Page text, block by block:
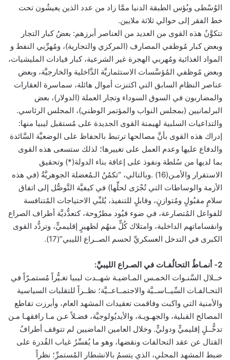
الوُسْطى وبُؤس الطبقة الدنيا ممَّا زاد من عدد الذين يعيشُون تحت
خط الفقر إلى حوالي ثلاثة ملايين.
تتكوَّنُ هذه القوى من العديد من العناصر أبرزهم: بعضُ كبار التجار
وبعض كبار مُوظفي المصارف (المركزي والتجارية)، ومُهرِّبي النفط و
المواد الغذائية ومُهربي الهجرة غير الشرعية، كبار قيادات المليشيات،
وبعض مُوظفي المُؤسَّسات الاستثماريَّة الدَّاخلية والخارجيَّة، وبعض
عناصر النظام السابق التي اكتنزت أموال هائلة، سماسرة العقارات
والمضاربون في السوق السوداء وتجار العملة (الدولار)، بعض
البرلمانيين (بمجلس النواب والمؤتمر الوطني)، المجلس الرئاسي.
والتداعيات السلبية لهيمنة القوى الجديدة على مُستقبل ليبيا منها:
إدراك هذه القوى بأنَّ مصالحها ترتبط بالحفاظ على الوضعيَّة السَّائدة
والدفاع عليها وعدم العمل على تغييرها؛ لذلك ستسعى هذه القوى
بما لديها من سُلطة ونفوذ على إعاقة بناء الدولة(*) وتحقيق
الاستقرار والأمـن(16) .وبالتالي، “تكمُنُ الـمُعضلة الجوهريَّةُ (في هذه
الأزمة والوساطات التي تُجْرَى لحلِّها) في كيفيَّة التَّوصُّل إلى اتفاق
سلامٍ مقبُولٍ ومُتوازنٍ، وقابلٍ للتنفيذ، يُلبِّي الاحتياجات المُتنافسة
للفواعل المُتصارعة، في ضوء قيُود مطرُوحة، كتعدُّديَّة أطراف الصراع
وانقساماتهم الداخلية، وامتلاك كُلٍّ منهُم لظهيرٍ إقليميٍّ، وتردُّد القوى
الكبرى في التدخل العسكريِّ لحسم الصــراع الليبي”(17).
2- أنمـاطُ التحالُفـات في الصـراع الليبيِّ:
خــلال السَّنـوات الخمـس المـاضيـة شهــدت ليبيا تغـيُّراً مُستمـرّاً في
التحـالفـات السِّيــاســيَّة والاجتمــاعــيَّة؛ نظــراً للتقلبات السياسية
والأمنية التي واكبت وفاقمت تعقيدات المشهد العام، وأبرزت تقاطع
المصالح القبلية، والجهـويـة، والأيديُولوجيَّة، فضـلاً عـن مـا رافقهـا مـن
تدخُّــلٍ إقليميٍّ ودوليٍّ. وخلال العامين الماضيين لم تتوقف أطرافُ
القتال عن عقد التحالفات ونقضها، وهو ما يُفسِّرُ غياب القُدرة على
ضبط المشهد المحلي، الذي يتسمُ بالانشطار المُستمرِّ؛ نظراً